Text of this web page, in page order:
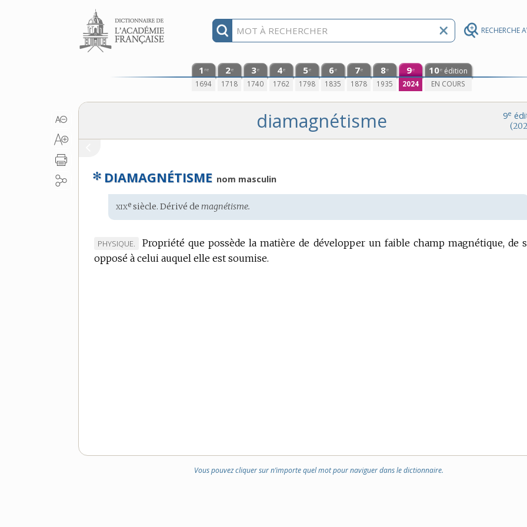
RECHERCHE
Aller au contenu
1 re
1694
2e
1718
3e
1740
4e
1762
5e
1798
6e
1835
7e
1878
8e
1935
9e
2024
10e édition
EN COURS
9e
diamagnétisme
✻ DIAMAGNÉTISME nom masculin
Étymologie
:
xixe siècle. Dérivé demagnétisme.
MARQUE
DE
PHYSIQUE.
Propriété que possède la matière de développer un faible champ magnétique, de
opposé à celui auquel elle est soumise.
Vous pouvez cliquer sur n’importe quel mot pour naviguer dans le dictionnaire.